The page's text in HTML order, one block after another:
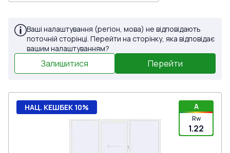
Ваші налаштування (регіон, мова) не відповідають
поточній сторінці. Перейти на сторінку, яка відповідає
вашим налаштуванням?
Залишитися Перейти
A
Rw
1.22
НАЦ. КЕШБЕК 10%